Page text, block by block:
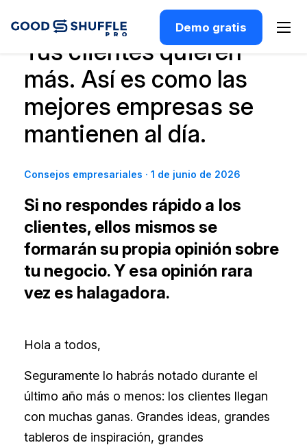
Demo gratis
Tus clientes quieren
más. Así es como las
mejores empresas se
mantienen al día.
Consejos empresariales · 1 de junio de 2026
Si no respondes rápido a los
clientes, ellos mismos se
formarán su propia opinión sobre
tu negocio. Y esa opinión rara
vez es halagadora.
Hola a todos,
Seguramente lo habrás notado durante el
último año más o menos: los clientes llegan
con muchas ganas. Grandes ideas, grandes
tableros de inspiración, grandes